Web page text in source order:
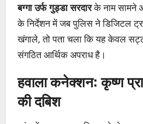
बग्गा उर्फ गुड्डा सरदारके नाम सामने
के निर्देशन में जब पुलिस ने डिजिटल
खंगाले, तो पता चला कि यह केवल
संगठित आर्थिक अपराध है।
हवाला कनेक्शन: कृष्ण
की दबिश